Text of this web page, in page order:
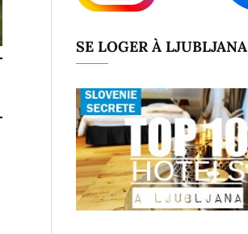
SE LOGER À LJUBLJANA